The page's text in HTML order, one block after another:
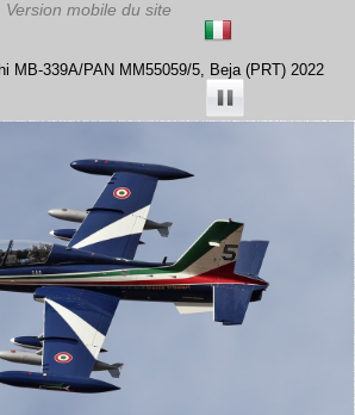
MB-339A/PAN MM55059/5, Beja (PRT) 2022